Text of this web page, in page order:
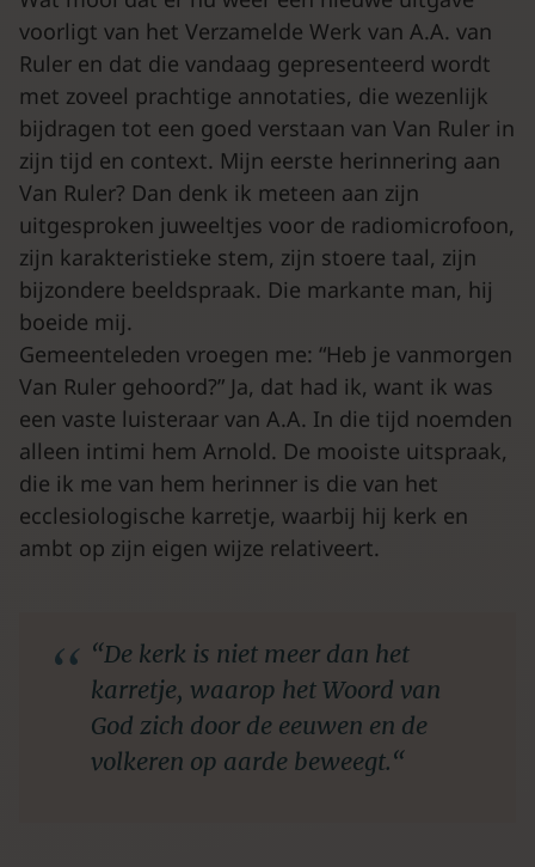
voorligt van het Verzamelde Werk van A.A. van
Ruler en dat die vandaag gepresenteerd wordt
met zoveel prachtige annotaties, die wezenlijk
bijdragen tot een goed verstaan van Van Ruler in
zijn tijd en context. Mijn eerste herinnering aan
Van Ruler? Dan denk ik meteen aan zijn
uitgesproken juweeltjes voor de radiomicrofoon,
zijn karakteristieke stem, zijn stoere taal, zijn
bijzondere beeldspraak. Die markante man, hij
boeide mij.
Gemeenteleden vroegen me: “Heb je vanmorgen
Van Ruler gehoord?” Ja, dat had ik, want ik was
een vaste luisteraar van A.A. In die tijd noemden
alleen intimi hem Arnold. De mooiste uitspraak,
die ik me van hem herinner is die van het
ecclesiologische karretje, waarbij hij kerk en
ambt op zijn eigen wijze relativeert.
“De kerk is niet meer dan het
karretje, waarop het Woord van
God zich door de eeuwen en de
volkeren op aarde beweegt.“